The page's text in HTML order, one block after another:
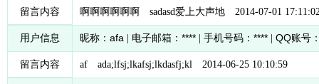
留言内容 啊啊啊啊啊啊 sadasd爱上大声地 2014-07-01
用户信息 昵称： afa | 电子邮箱： **** | 手机号码： **** QQ账号
留言内容 af ada;lfsj;lkafsj;lkdasfj;kl 2014-06-25 10:10:59